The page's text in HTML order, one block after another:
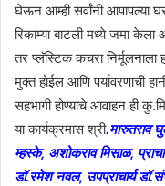
घेऊन आम्ही सर्वांनी आपापल्या
रिकाम्या बाटली मध्ये जमा
तर प्लॅस्टिक कचरा
मुक्त होईल आणि पर्यावरणाची
सहभागी होण्याचे आवाहन ही
या कार्यक्रमास श्री.मारुतराव
म्हस्के, अशोकराव मिसाळ,
डॉ.रमेश नवल, उपप्राचार्य